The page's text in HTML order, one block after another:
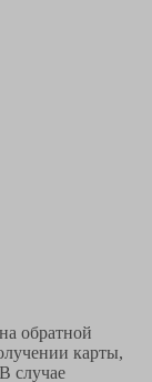
обратной
карты,
случае